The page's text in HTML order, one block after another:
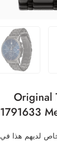
Original
1791633